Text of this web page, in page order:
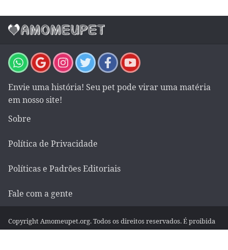
Envie uma história! Seu pet pode virar uma matéria
em nosso site!
Sobre
Política de Privacidade
Políticas e Padrões Editoriais
Fale com a gente
Copyright Amomeupet.org. Todos os direitos reservados. É proibida